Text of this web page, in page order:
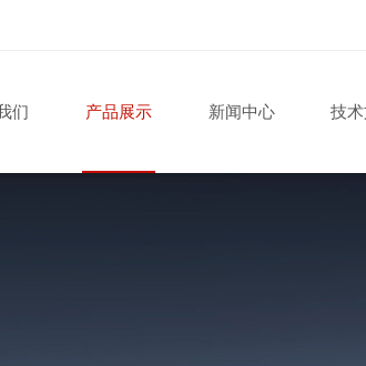
们 产品展示 新闻中心 技